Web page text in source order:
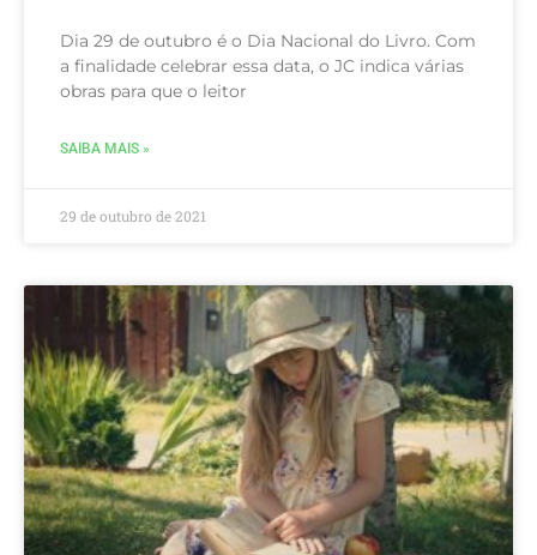
Dia 29 de outubro é o Dia Nacional do Livro. Com
a finalidade celebrar essa data, o JC indica várias
obras para que o leitor
SAIBA MAIS »
29 de outubro de 2021